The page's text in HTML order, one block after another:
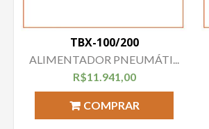
TBX-100/200
ALIMENTADOR PNEUMÁTI...
R$11.941,00
COMPRAR